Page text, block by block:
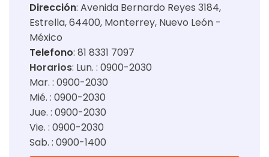
Dirección: Avenida Bernardo Reyes 3184,
Estrella, 64400, Monterrey, Nuevo León -
México
Telefono: 81 8331 7097
Horarios: Lun. : 0900-2030
Mar. : 0900-2030
Mié. : 0900-2030
Jue. : 0900-2030
Vie. : 0900-2030
Sab. : 0900-1400